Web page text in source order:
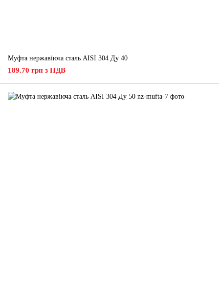
Муфта нержавіюча сталь AISI 304 Ду 40
189.70 грн з ПДВ